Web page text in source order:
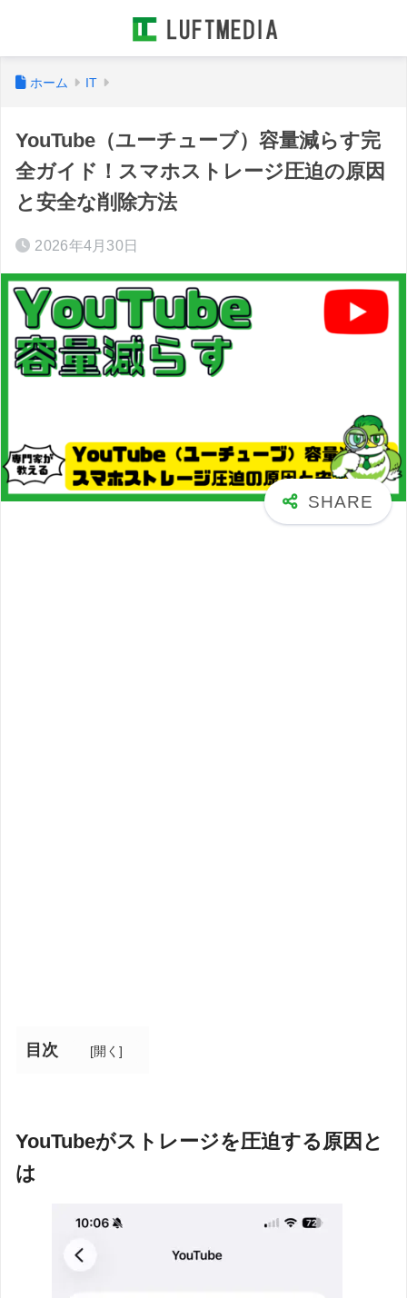
ホーム IT
YouTube（ユーチューブ）容量減らす完
全ガイド！スマホストレージ圧迫の原因
と安全な削除方法
2026年4月30日
目次 [開く ]
YouTubeがストレージを圧迫する原因と
は